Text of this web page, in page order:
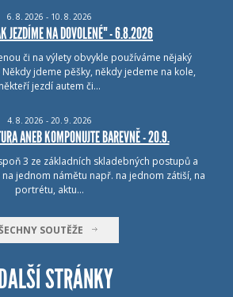
6. 8. 2026 - 10. 8. 2026
JEZDÍME NA DOVOLENÉ" - 6.8.2026
či na výlety obvykle používáme nějaký
jdeme pěšky, někdy jedeme na kole,
někteří jezdí autem či…
4. 8. 2026 - 20. 9. 2026
ANEB KOMPONUJTE BAREVNĚ - 20.9.
3 ze základních skladebných postupů a
jednom námětu např. na jednom zátiší, na
portrétu, aktu…
SOUTĚŽE
STRÁNKY